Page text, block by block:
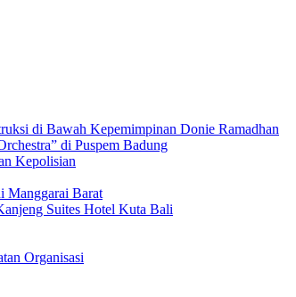
di Bawah Kepemimpinan Donie Ramadhan
di Puspem Badung
Kepolisian
Manggarai Barat
Suites Hotel Kuta Bali
Organisasi